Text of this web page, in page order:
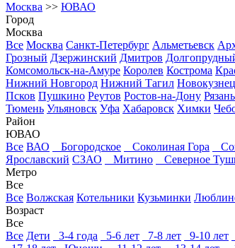
Москва >> ЮВАО
Город
Москва
Все Москва Санкт-Петербург Альметьевск
Грозный Дзержинский Дмитров
Комсомольск-на-Амуре Королев Кострома
Нижний Новгород Нижний Тагил
Псков Пушкино Реутов Ростов-на-Дону Рязань
Тюмень Ульяновск Уфа Хабаровск Химки
Район
ЮВАО
Все ВАО Богородское Соколиная Гора
Ярославский СЗАО Митино Северное
Метро
Все
Все Волжская Котельники Кузьминки
Возраст
Все
Все Дети 3-4 года 5-6 лет 7-8 лет 9-10 лет